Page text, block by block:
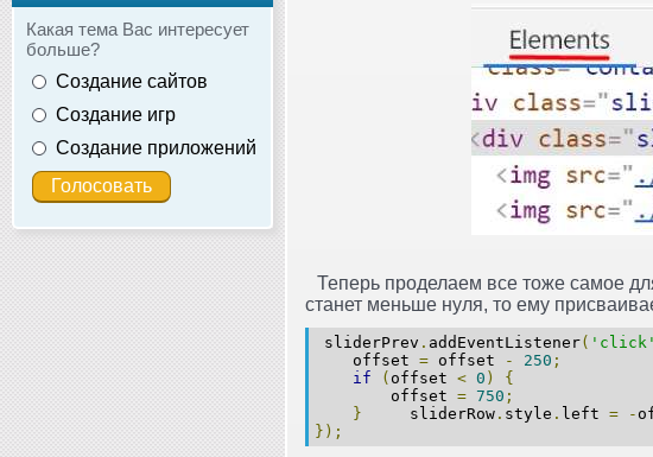
Какая тема Вас интересует
больше?
Создание сайтов
Создание игр
Создание приложений
Теперь проделаем все тоже самое
станет меньше нуля, то ему
sliderPrev . addEventListener( 'click'
offset = offset - 250 ;
if
( offset < 0 )
{
offset = 750 ;
} sliderRow . style . left = -
});